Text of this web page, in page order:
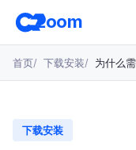
至
zoom
首页 下载安装 为什么
下载安装